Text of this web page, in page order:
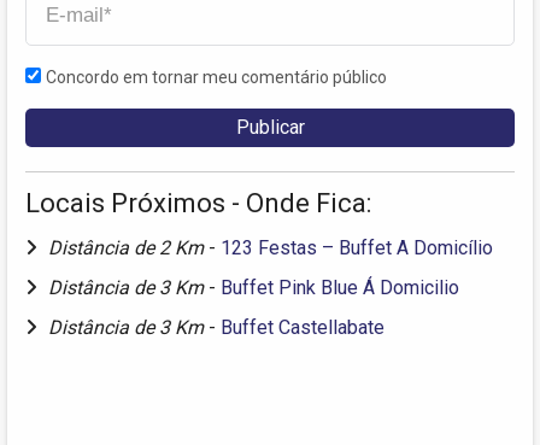
Concordo em tornar meu comentário público
Locais Próximos - Onde Fica:
Distância de 2 Km - 123 Festas – Buffet A Domicílio
Distância de 3 Km - Buffet Pink Blue Á Domicilio
Distância de 3 Km - Buffet Castellabate